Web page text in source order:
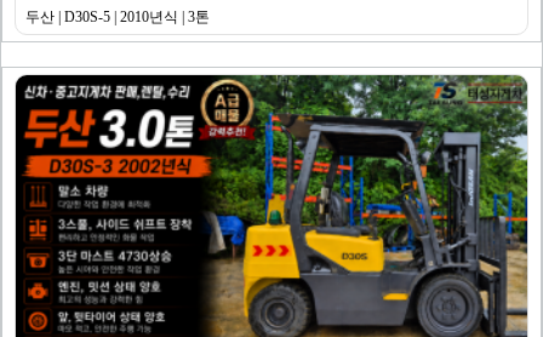
두산 | D30S-5 | 2010년식 | 3톤